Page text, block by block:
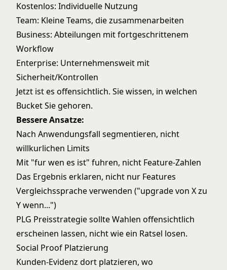
Kostenlos: Individuelle Nutzung
Team: Kleine Teams, die zusammenarbeiten
Business: Abteilungen mit fortgeschrittenem
Workflow
Enterprise: Unternehmensweit mit
Sicherheit/Kontrollen
Jetzt ist es offensichtlich. Sie wissen, in welchen
Bucket Sie gehoren.
Bessere Ansatze:
Nach Anwendungsfall segmentieren, nicht
willkurlichen Limits
Mit "fur wen es ist" fuhren, nicht Feature-Zahlen
Das Ergebnis erklaren, nicht nur Features
Vergleichssprache verwenden ("upgrade von X zu
Y wenn...")
PLG Preisstrategiesollte Wahlen offensichtlich
erscheinen lassen, nicht wie ein Ratsel losen.
Social Proof Platzierung
Kunden-Evidenz dort platzieren, wo